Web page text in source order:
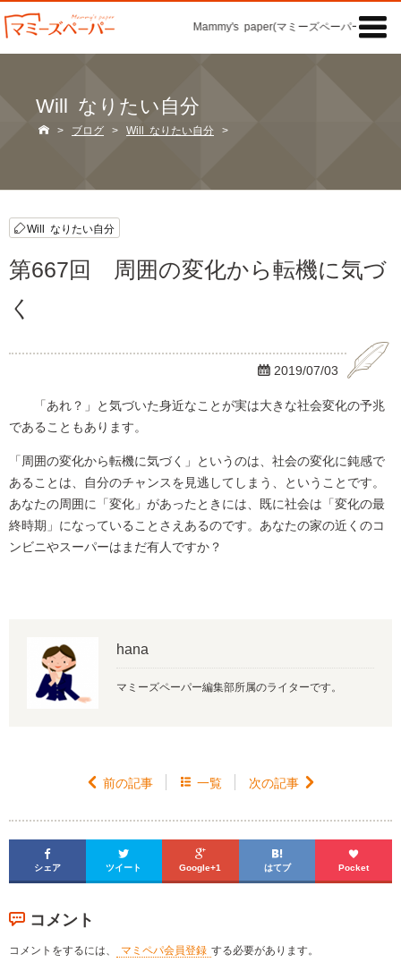
Mammy's paper(マミーズペーパー)の「記

Will なりたい自分
 > ブログ > Will なりたい自分 >
Will なりたい自分
第667回 周囲の変化から転機に気づ
く
 2019/07/03
「あれ？」と気づいた身近なことが実は大きな社会変化の予兆
であることもあります。
「周囲の変化から転機に気づく」というのは、社会の変化に鈍感で
あることは、自分のチャンスを見逃してしまう、ということです。
あなたの周囲に「変化」があったときには、既に社会は「変化の最
終時期」になっていることさえあるのです。あなたの家の近くのコ
ンビニやスーパーはまだ有人ですか？
hana
マミーズペーパー編集部所属のライターです。
 前の記事  一覧 次の記事 

シェア

ツイート

Google+1

はてブ

Pocket
コメント
コメントをするには、 マミペパ会員登録 する必要があります。